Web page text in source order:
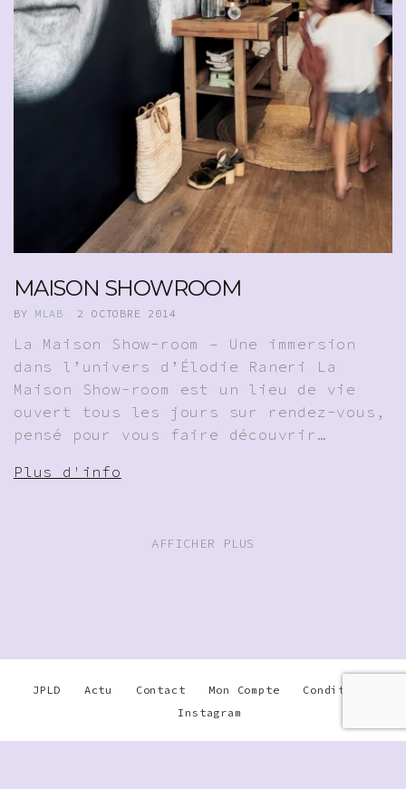
MAISON SHOWROOM
BY MLAB 2 OCTOBRE 2014
La Maison Show-room – Une immersion
dans l’univers d’Élodie Raneri La
Maison Show-room est un lieu de vie
ouvert tous les jours sur rendez-vous,
pensé pour vous faire découvrir…
Plus d'info
AFFICHER PLUS
JPLD Actu Contact Mon Compte
Conditions
Instagram